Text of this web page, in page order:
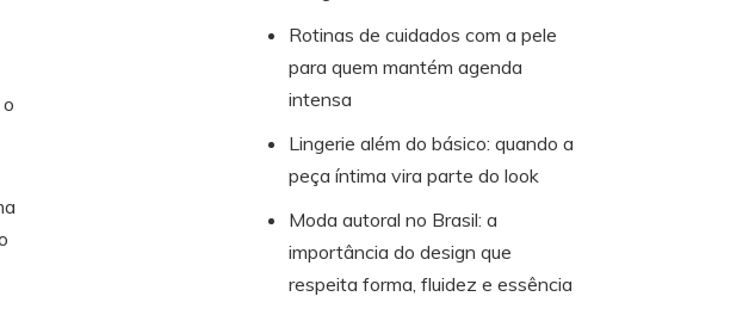
Rotinas de cuidados com a pele
para quem mantém agenda
intensa
Lingerie além do básico: quando a
peça íntima vira parte do look
Moda autoral no Brasil: a
importância do design que
respeita forma, fluidez e essência